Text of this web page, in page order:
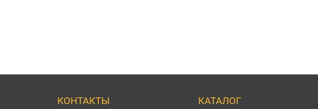
КОНТАКТЫ КАТАЛОГ